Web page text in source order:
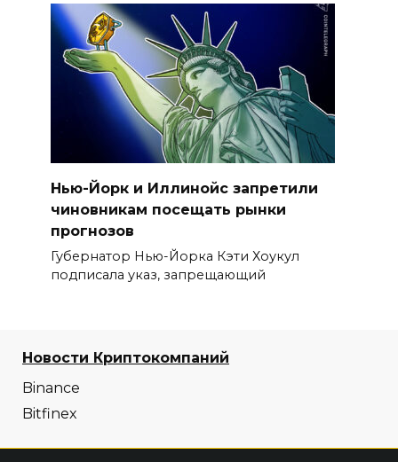
Нью-Йорк и Иллинойс запретили
чиновникам посещать рынки
прогнозов
Губернатор Нью-Йорка Кэти Хоукул
подписала указ, запрещающий
Новости Криптокомпаний
Binance
Bitfinex